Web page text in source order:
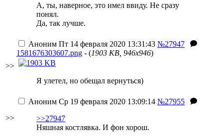
А, ты, наверное, это имел ввиду. Не сразу
понял.
Да, так лучше.
>>
Аноним Пт 14 февраля 2020 13:31:43 №27947
1581676303607.png - (1903 KB, 946x946)
Я улетел, но обещал вернуться)
>>
Аноним Ср 19 февраля 2020 13:09:14 №27955
>>27947
Няшная костлявка. И фон хорош.